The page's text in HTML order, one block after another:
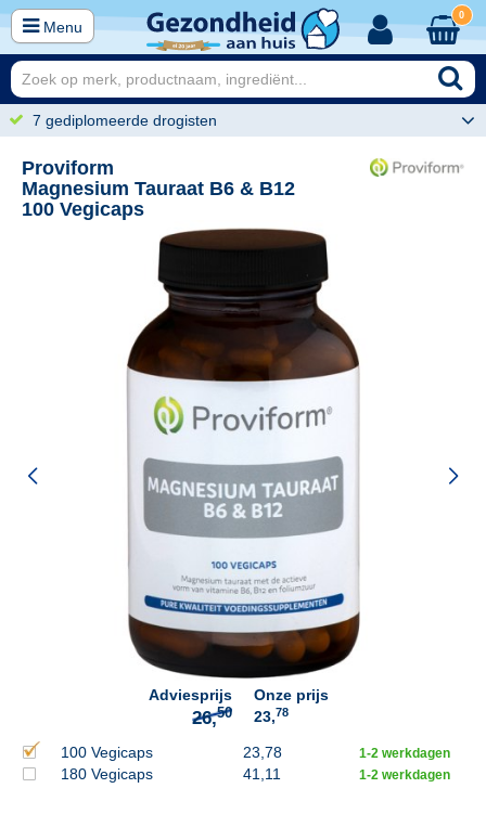
Menu
0
7 gediplomeerde drogisten
Proviform
Magnesium Tauraat B6 & B12
100 Vegicaps
Adviesprijs
26,50
Onze prijs
23,78
100 Vegicaps 23,78 1-2 werkdagen
180 Vegicaps 41,11 1-2 werkdagen